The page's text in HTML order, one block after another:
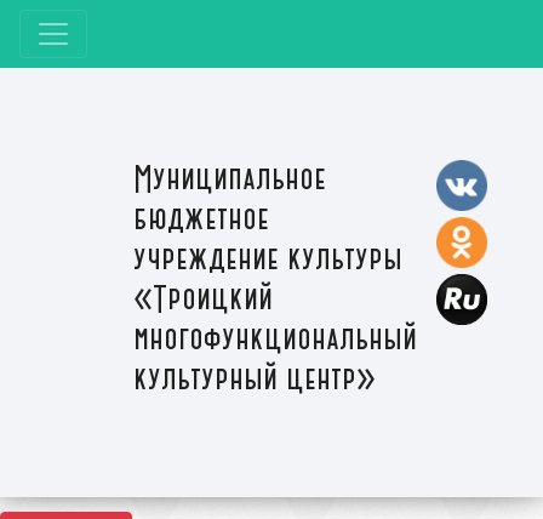
Муниципальное
бюджетное
учреждение культуры
«Троицкий
многофункциональный
культурный центр»